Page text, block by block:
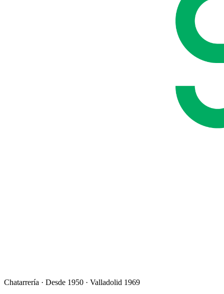
Chatarrería · Desde 1950 · Valladolid 1969